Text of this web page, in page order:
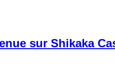
sur Shikaka